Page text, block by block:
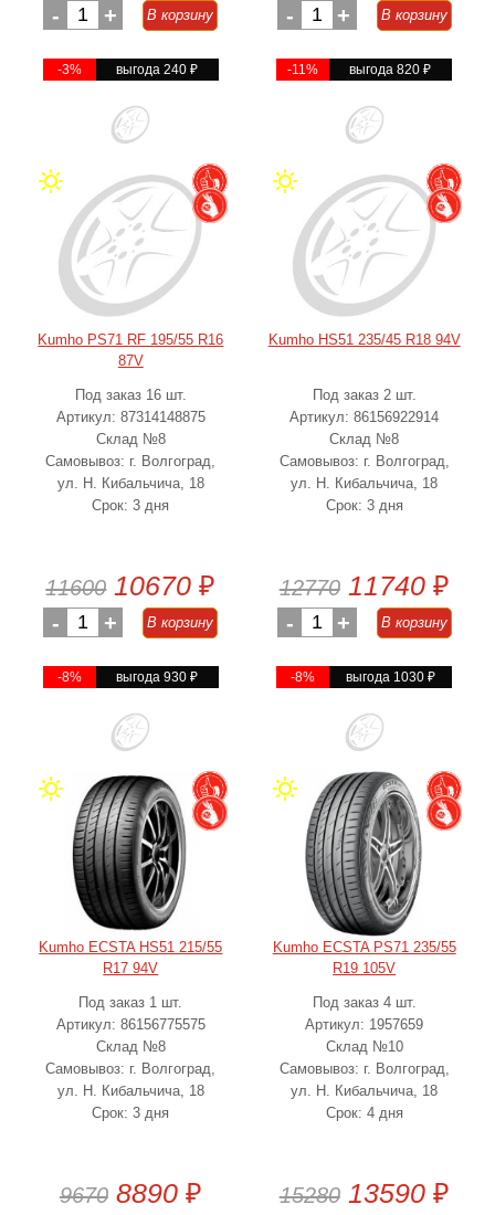
- 1 + В корзину
-3% выгода 240₽
- 1 + В корзину
-11% выгода 820₽
Kumho PS71 RF 195/55 R16
87V
Под заказ 16 шт.
Артикул: 87314148875
Склад №8
Самовывоз: г. Волгоград,
ул. Н. Кибальчича, 18
Срок: 3 дня
11600 10670 ₽
- 1 + В корзину
-8% выгода 930₽
Kumho HS51 235/45 R18 94V
Под заказ 2 шт.
Артикул: 86156922914
Склад №8
Самовывоз: г. Волгоград,
ул. Н. Кибальчича, 18
Срок: 3 дня
12770 11740 ₽
- 1 + В корзину
-8% выгода 1030 ₽
Kumho ECSTA HS51 215/55
R17 94V
Под заказ 1 шт.
Артикул: 86156775575
Склад №8
Самовывоз: г. Волгоград,
ул. Н. Кибальчича, 18
Срок: 3 дня
9670 8890 ₽
Kumho ECSTA PS71 235/55
R19 105V
Под заказ 4 шт.
Артикул: 1957659
Склад №10
Самовывоз: г. Волгоград,
ул. Н. Кибальчича, 18
Срок: 4 дня
15280 13590 ₽